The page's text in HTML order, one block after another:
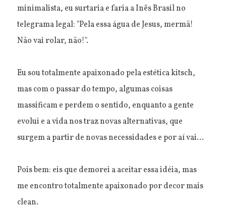
minimalista, eu surtaria e faria a Inês Brasil no
telegrama legal: "Pela essa água de Jesus, mermã!
Não vai rolar, não!".
Eu sou totalmente apaixonado pela estética kitsch,
mas com o passar do tempo, algumas coisas
massificam e perdem o sentido, enquanto a gente
evolui e a vida nos traz novas alternativas, que
surgem a partir de novas necessidades e por aí vai...
Pois bem: eis que demorei a aceitar essa idéia, mas
me encontro totalmente apaixonado por decor mais
clean.